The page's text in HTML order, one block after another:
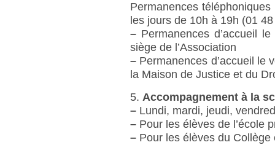
Permanences
les jours de 10h à 19h (01
– Permanences d’accueil
siège de l’Association
– Permanences d’accueil le
la Maison de Justice et du
5.Accompagnement à la
– Lundi, mardi, jeudi,
– Pour les élèves de l’école
– Pour les élèves du